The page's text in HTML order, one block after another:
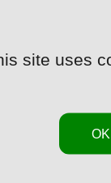
site uses